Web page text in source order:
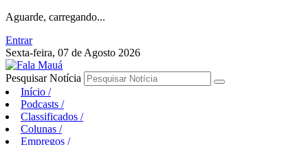
Aguarde, carregando...
Entrar
Sexta-feira, 07 de Agosto 2026
Pesquisar Notícia
Início /
Podcasts /
Classificados /
Colunas /
Empregos /